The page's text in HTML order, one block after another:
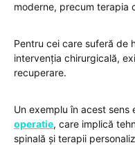
moderne, precum terapia
Pentru cei care suferă de
intervenția chirurgicală,
recuperare.
Un exemplu în acest sens
operatie, care implică
spinală și terapii